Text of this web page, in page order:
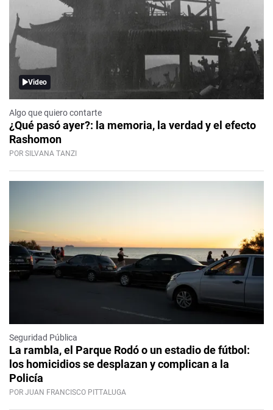
Video
Algo que quiero contarte
¿Qué pasó ayer?: la memoria, la verdad y el efecto
Rashomon
POR SILVANA TANZI
Seguridad Pública
La rambla, el Parque Rodó o un estadio de fútbol:
los homicidios se desplazan y complican a la
Policía
POR JUAN FRANCISCO PITTALUGA